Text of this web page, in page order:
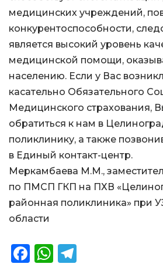
медицинских учреждений,
конкурентоспособности,
является высокий уровень
медицинской помощи,
населению. Если у Вас
касательно Обязательного
Медицинского страхования,
обратиться к нам в
поликлинику, а также
в Единый контакт-центр.
Меркамбаева М.М.,
по ПМСП ГКП на ПХВ
районная поликлиника» при
области
F
W